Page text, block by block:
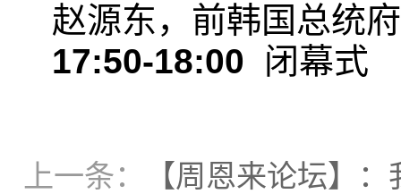
赵源东，前韩国总统
17:50-18:00
闭幕式
上一条： 【周恩来论坛】